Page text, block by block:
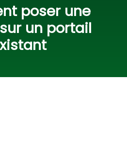
poser une
un portail